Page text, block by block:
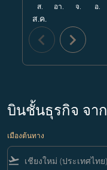
ส.
ส.ค.
อา. จ. อ.
chevron_left chevron_right
บินชั้นธุรกิจ จา
เมืองต้นทาง
flight_takeoff